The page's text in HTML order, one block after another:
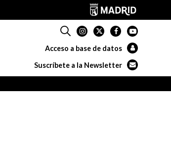
Acceso a base de datos
Suscríbete a la Newsletter